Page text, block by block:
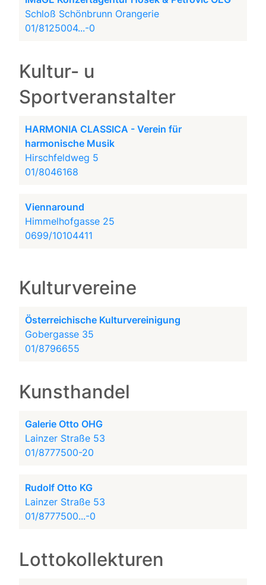
Schloß Schönbrunn Orangerie
01/8125004...-0
Kultur- u
Sportveranstalter
HARMONIA CLASSICA - Verein für
harmonische Musik
Hirschfeldweg 5
01/8046168
Viennaround
Himmelhofgasse 25
0699/10104411
Kulturvereine
Österreichische Kulturvereinigung
Gobergasse 35
01/8796655
Kunsthandel
Galerie Otto OHG
Lainzer Straße 53
01/8777500-20
Rudolf Otto KG
Lainzer Straße 53
01/8777500...-0
Lottokollekturen